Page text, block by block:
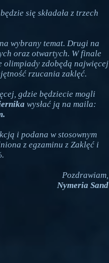
się składała z trzech
wybrany temat. Drugi na
oraz otwartych. W finale
olimpiady zdobędą najwięcej
rzucania zaklęć.
gdzie będziecie mogli
wysłać ją na maila:
i podana w stosownym
z egzaminu z Zaklęć i
Pozdrawiam,
Nymeria Sand